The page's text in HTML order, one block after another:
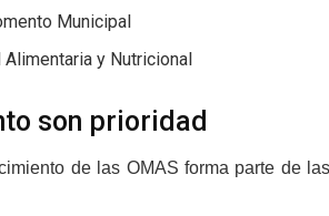
Municipal
y Nutricional
son prioridad
de las OMAS forma parte de